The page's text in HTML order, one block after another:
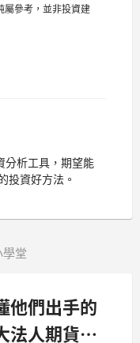
參考，並非投資建
分析工具，期望能
投資好方法。
學堂
他們出手的
法人期貨未